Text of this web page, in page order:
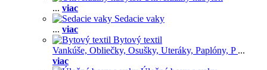
... viac
Sedacie vaky
... viac
Bytový textil
Vankúše, Obliečky, Osušky, Uteráky, Paplóny, P ...
viac